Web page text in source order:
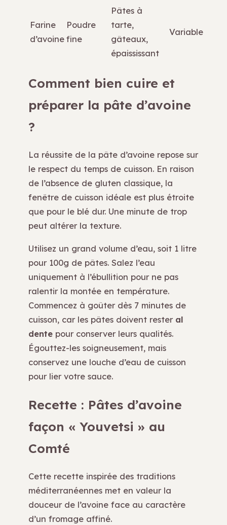
Farine
d’avoine
Poudre
fine
Pâtes à
tarte,
gâteaux,
épaississant
Variable
Comment bien cuire et
préparer la pâte d’avoine
?
La réussite de la pâte d’avoine repose sur
le respect du temps de cuisson. En raison
de l’absence de gluten classique, la
fenêtre de cuisson idéale est plus étroite
que pour le blé dur. Une minute de trop
peut altérer la texture.
Utilisez un grand volume d’eau, soit 1 litre
pour 100g de pâtes. Salez l’eau
uniquement à l’ébullition pour ne pas
ralentir la montée en température.
Commencez à goûter dès 7 minutes de
cuisson, car les pâtes doivent rester al
dente pour conserver leurs qualités.
Égouttez-les soigneusement, mais
conservez une louche d’eau de cuisson
pour lier votre sauce.
Recette : Pâtes d’avoine
façon « Youvetsi » au
Comté
Cette recette inspirée des traditions
méditerranéennes met en valeur la
douceur de l’avoine face au caractère
d’un fromage affiné.